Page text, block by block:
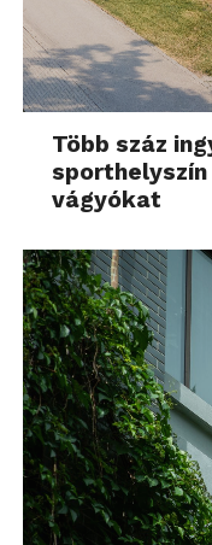
Több száz
vágyókat